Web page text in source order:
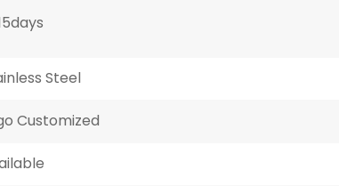
Steel
Customized